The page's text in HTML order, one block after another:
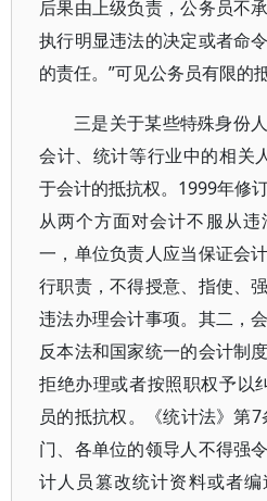
后果由上级负责，公务员不
执行明显违法的决定或者命
的责任。”可见公务员有限的
三是关于某些特殊身份
会计、统计等行业中的相关
于会计的抵抗权。1999年修
从两个方面对会计不服从
一，单位负责人应当保证会
行职责，不得授意、指使、
违法办理会计事项。其二，
反本法和国家统一的会计制
拒绝办理或者按照职权予以
员的抵抗权。《统计法》第
门、各单位的领导人不得强
计人员篡改统计资料或者